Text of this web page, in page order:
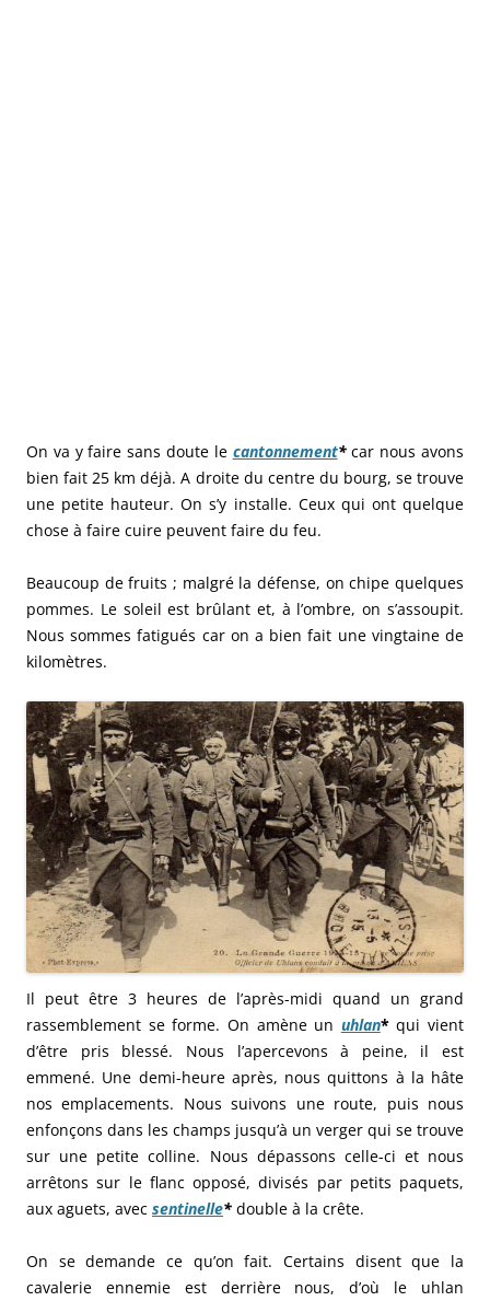
On va y faire sans doute le cantonnement* car nous avons
bien fait 25 km déjà. A droite du centre du bourg, se trouve
une petite hauteur. On s’y installe. Ceux qui ont quelque
chose à faire cuire peuvent faire du feu.
Beaucoup de fruits ; malgré la défense, on chipe quelques
pommes. Le soleil est brûlant et, à l’ombre, on s’assoupit.
Nous sommes fatigués car on a bien fait une vingtaine de
kilomètres.
Il peut être 3 heures de l’après-midi quand un grand
rassemblement se forme. On amène un uhlan*qui vient
d’être pris blessé. Nous l’apercevons à peine, il est
emmené. Une demi-heure après, nous quittons à la hâte
nos emplacements. Nous suivons une route, puis nous
enfonçons dans les champs jusqu’à un verger qui se trouve
sur une petite colline. Nous dépassons celle-ci et nous
arrêtons sur le flanc opposé, divisés par petits paquets,
aux aguets, avec sentinelle* double à la crête.
On se demande ce qu’on fait. Certains disent que la
cavalerie ennemie est derrière nous, d’où le uhlan